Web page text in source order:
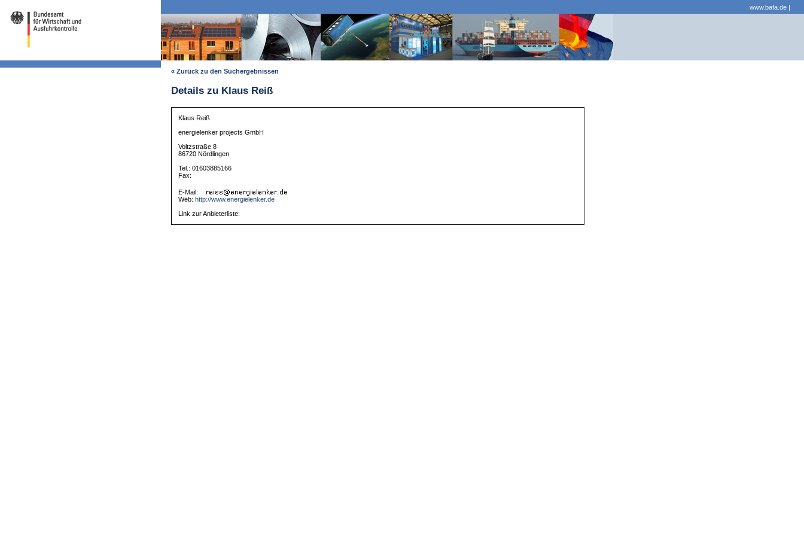
www.bafa.de |
« Zurück zu den Suchergebnissen
Details zu Klaus Reiß
Klaus Reiß
energielenker projects GmbH
Voltzstraße 8
86720 Nördlingen
Tel.: 01603885166
Fax:
E-Mail:
Web: http://www.energielenker.de
Link zur Anbieterliste: